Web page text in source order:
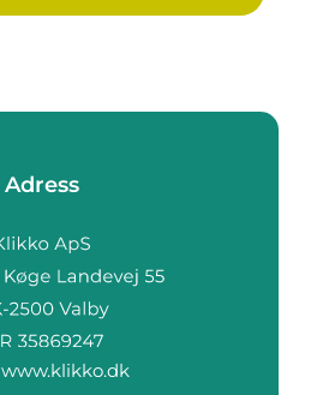
Adress
www.klikko.dk